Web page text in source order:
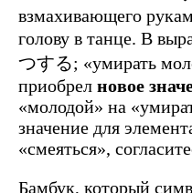
взмахивающего
голову в танце. В
つする; «умирать
приобрел новое
«молодой» на
значение для
«смеяться»,
Бамбук, который